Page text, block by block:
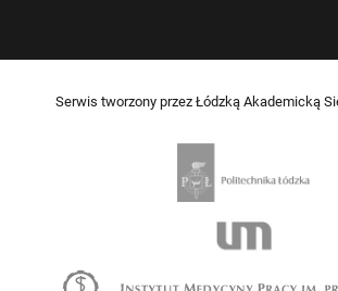
Serwis tworzony przez Łódzką Akademicką